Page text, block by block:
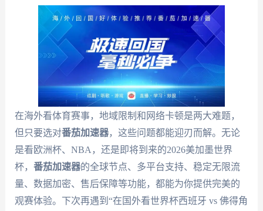
在海外看体育赛事，地域限制和网络卡顿是两大难题，
但只要选对番茄加速器，这些问题都能迎刃而解。无论
是看欧洲杯、NBA，还是即将到来的2026美加墨世界
杯， 番茄加速器的全球节点、多平台支持、稳定无限流
量、数据加密、售后保障等功能，都能为你提供完美的
观赛体验。下次再遇到“在国外看世界杯西班牙 vs 佛得角